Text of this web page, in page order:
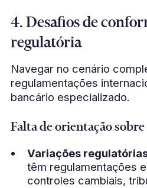
4. Desafios de
regulatória
Navegar no cenário
regulamentações
bancário especializado.
Falta de orientação
Variações
têm regulamentações
controles cambiais,